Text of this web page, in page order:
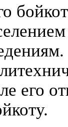
его